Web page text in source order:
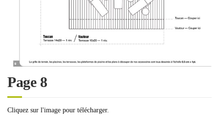
Page 8
Cliquez sur l'image pour télécharger.